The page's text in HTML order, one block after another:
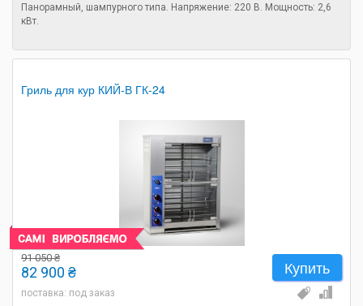
Панорамный, шампурного типа. Напряжение: 220 В. Мощность: 2,6
кВт.
Гриль для кур КИЙ-В ГК-24
Купить
91 050 ₴
82 900 ₴
поставка: под заказ